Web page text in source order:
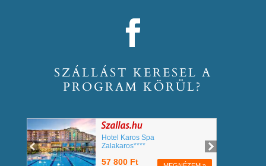
SZÁLLÁST KERESEL A
PROGRAM KÖRÜL?